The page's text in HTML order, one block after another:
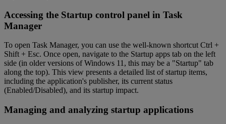
Accessing the Startup control panel in Task
Manager
To open Task Manager, you can use the well-known shortcut Ctrl +
Shift + Esc. Once open, navigate to the Startup apps tab on the left
side (in older versions of Windows 11, this may be a "Startup" tab
along the top). This view presents a detailed list of startup items,
including the application's publisher, its current status
(Enabled/Disabled), and its startup impact.
Managing and analyzing startup applications